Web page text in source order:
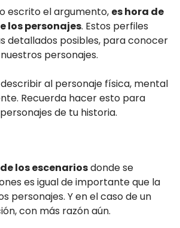
escrito el argumento, es hora de
los personajes. Estos perfiles
detallados posibles, para conocer
personajes.
al personaje física, mental
Recuerda hacer esto para
de tu historia.
los escenariosdonde se
es igual de importante que la
personajes. Y en el caso de un
con más razón aún.